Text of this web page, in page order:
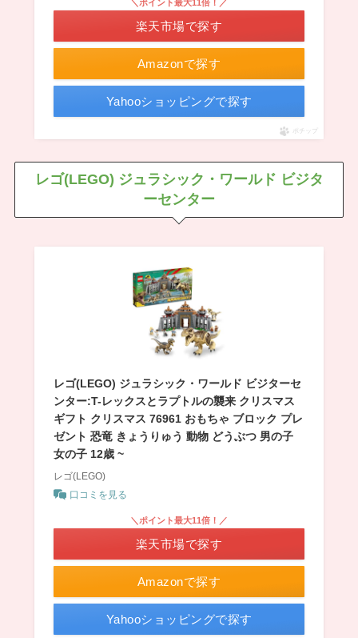
Amazonで探す
＼ポイント最大11倍！／
楽天市場で探す
Yahooショッピングで探す
ポチップ
レゴ(LEGO) ジュラシック・ワールド ビジタ
ーセンター
レゴ(LEGO) ジュラシック・ワールド ビジターセ
ンター:T-レックスとラプトルの襲来 クリスマス
ギフト クリスマス 76961 おもちゃ ブロック プレ
ゼント 恐竜 きょうりゅう 動物 どうぶつ 男の子
女の子 12歳 ~
レゴ(LEGO)
口コミを見る
Amazonで探す
＼ポイント最大11倍！／
楽天市場で探す
Yahooショッピングで探す